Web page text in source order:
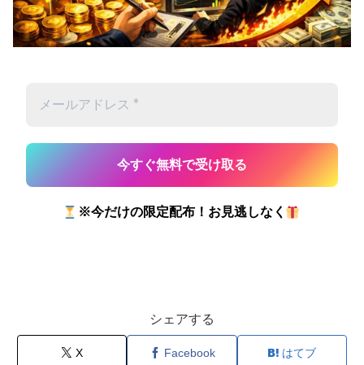
※今だけの限定配布！お見逃しなく
シェアする
X Facebook はてブ